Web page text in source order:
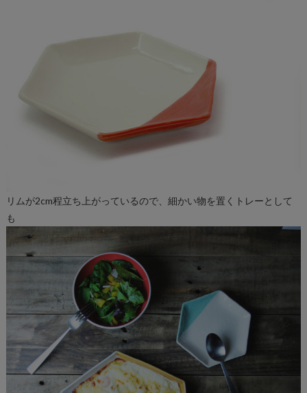
リムが2cm程立ち上がっているので、細かい物を置くトレーとして
も